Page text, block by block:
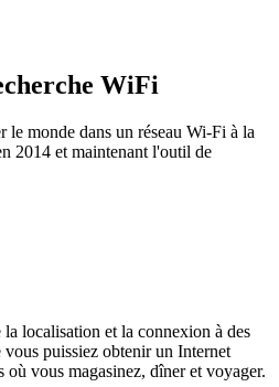
WiFi
le monde dans un réseau Wi-Fi à la
2014 et maintenant l'outil de
localisation et la connexion à des
puissiez obtenir un Internet
où vous magasinez, dîner et voyager.